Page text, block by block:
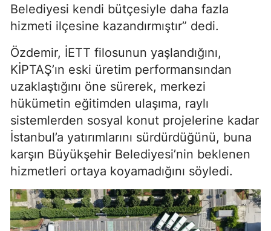
Belediyesi kendi bütçesiyle daha fazla
hizmeti ilçesine kazandırmıştır” dedi.
Özdemir, İETT filosunun yaşlandığını,
KİPTAŞ’ın eski üretim performansından
uzaklaştığını öne sürerek, merkezi
hükümetin eğitimden ulaşıma, raylı
sistemlerden sosyal konut projelerine kadar
İstanbul’a yatırımlarını sürdürdüğünü, buna
karşın Büyükşehir Belediyesi’nin beklenen
hizmetleri ortaya koyamadığını söyledi.